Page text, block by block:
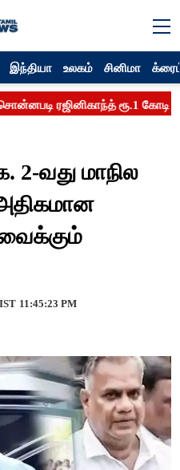
இந்தியா உலகம் சினிமா
2-வது மாநில
அதிகமான
11:45:23 PM